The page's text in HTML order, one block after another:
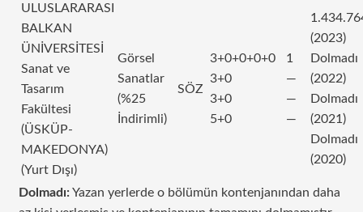
ULUSLARARASI
BALKAN
ÜNİVERSİTESİ
Sanat ve
Tasarım
Fakültesi
(ÜSKÜP-
MAKEDONYA)
(Yurt Dışı)
Görsel
Sanatlar
(%25
İndirimli)
SÖZ
3+0+0+0+0
3+0
3+0
5+0
1
—
—
—
(2023)
Dolmadı
(2022)
Dolmadı
(2021)
Dolmadı
(2020)
Dolmadı:Yazan yerlerde o bölümün kontenjanından daha